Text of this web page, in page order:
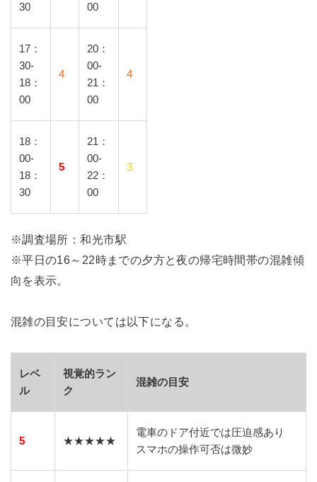
30
00
17：
30-
18：
00
4
20：
00-
21：
00
4
18：
00-
18：
30
5
21：
00-
22：
00
3
※調査場所：和光市駅
※平日の16～22時までの夕方と夜の帰宅時間帯の混雑傾
向を表示。
混雑の目安については以下になる。
レベ
ル
視覚的ラン
ク
混雑の目安
5 ★★★★★
電車のドア付近では圧迫感あり
スマホの操作可否は微妙